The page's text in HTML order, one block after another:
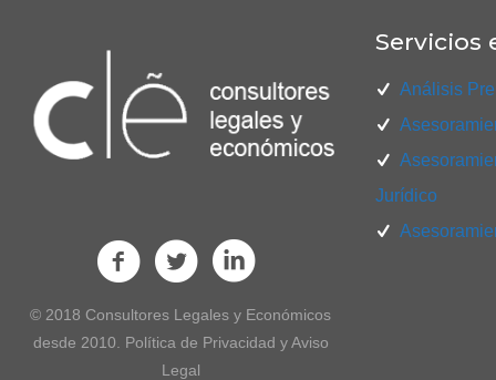
© 2018 Consultores Legales y Económicos
desde 2010. Política de Privacidad y Aviso
Legal
Servicios
Análisis
Jurídico